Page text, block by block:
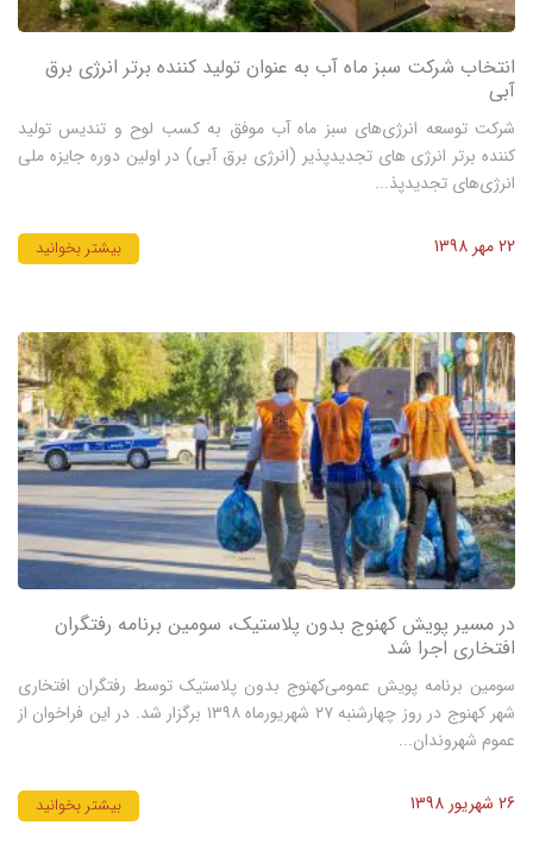
انتخاب شرکت سبز ماه آب به عنوان تولید کننده برتر انرژی برق
آبی
شرکت توسعه انرژی‌های سبز ماه آب موفق به کسب لوح و تندیس تولید
کننده برتر انرژی های تجدیدپذیر (انرژی برق آبی) در اولین دوره جایزه ملی
انرژی‌های تجدیدپذ...
22 مهر 1398 بیشتر بخوانید
در مسیر پویش کهنوج بدون پلاستیک، سومین برنامه رفتگران
افتخاری اجرا شد
سومین برنامه پویش عمومی‌کهنوج بدون پلاستیک توسط رفتگران افتخاری
شهر کهنوج در روز چهارشنبه ۲۷ شهریورماه ۱۳۹۸ برگزار شد. در این فراخوان از
عموم شهروندان...
26 شهریور 1398 بیشتر بخوانید